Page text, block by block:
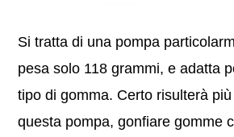
Si tratta di una pompa
pesa solo 118 grammi, e adatta
tipo di gomma. Certo risulterà
questa pompa, gonfiare gomme